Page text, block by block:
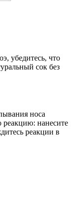
убедитесь, что
сок без
носа
реакцию: нанесите
реакции в